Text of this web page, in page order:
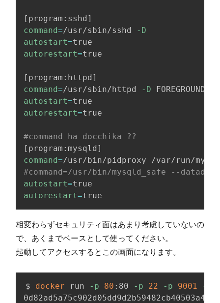
[ program:sshd ]
command=/usr/sbin/sshd
-D
autostart=
autorestart=true
[ program:httpd ]
command=/usr/sbin/httpd -D
autostart=
autorestart=true
#command ha docchika ??
[ program:mysqld ]
command=/usr/bin/pidproxy /var/run/
#command=/usr/bin/mysqld_safe --
autostart=
autorestart=true
相変わらずセキュリティ面はあまり考慮していないの
で、あくまでベースとして使ってください。
起動してアクセスするとこの画面になります。
$ docker run -p 80 :80 -p 22 -p 9001 -d